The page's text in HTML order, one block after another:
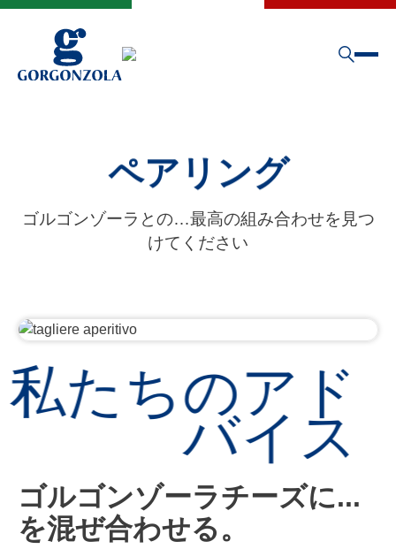
ペアリング
ゴルゴンゾーラとの…最高の組み合わせを見つ
けてください
私たちのアド
バイス
ゴルゴンゾーラチーズに...
を混ぜ合わせる。